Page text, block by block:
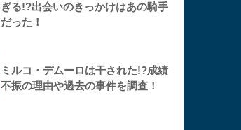
ぎる!?出会いのきっかけはあの騎手
だった！
ミルコ・デムーロは干された!?成績
不振の理由や過去の事件を調査！